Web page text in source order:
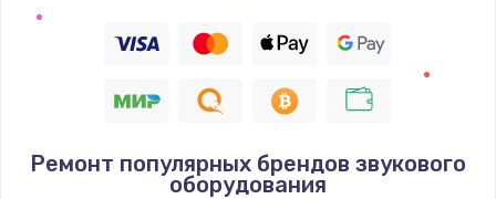
900 руб.
Заказать
1400 руб.
Ремонт популярных брендов звукового
оборудования